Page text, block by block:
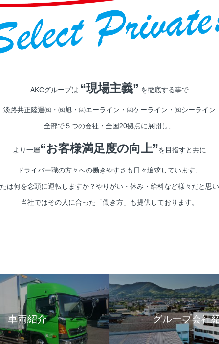
AKCグループは “現場主義” を徹底する事で
淡路共正陸運㈱・㈱旭・㈱エーライン・㈱ケーライン・㈱シーライン
全部で５つの会社・全国20拠点に展開し、
より一層“お客様満足度の向上”を目指すと共に
ドライバー職の方々への働きやすさも日々追求しています。
は何を念頭に運転しますか？やりがい・休み・給料など様々だと思
当社ではその人に合った「働き方」も提供しております。
車両紹介 グループ会社